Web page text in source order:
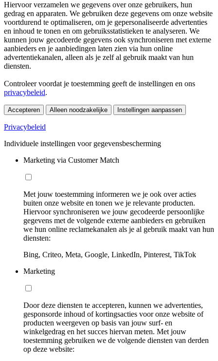
Hiervoor verzamelen we gegevens over onze gebruikers, hun
gedrag en apparaten. We gebruiken deze gegevens om onze website
voortdurend te optimaliseren, om je gepersonaliseerde advertenties
en inhoud te tonen en om gebruiksstatistieken te analyseren. We
kunnen jouw gecodeerde gegevens ook synchroniseren met externe
aanbieders en je aanbiedingen laten zien via hun online
advertentiekanalen, alleen als je zelf al gebruik maakt van hun
diensten.
Controleer voordat je toestemming geeft de instellingen en ons
privacybeleid.
Accepteren Alleen noodzakelijke Instellingen aanpassen
Privacybeleid
Individuele instellingen voor gegevensbescherming
Marketing via Customer Match
Met jouw toestemming informeren we je ook over acties
buiten onze website en tonen we je relevante producten.
Hiervoor synchroniseren we jouw gecodeerde persoonlijke
gegevens met de volgende externe aanbieders en gebruiken
we hun online reclamekanalen als je al gebruik maakt van hun
diensten:
Bing, Criteo, Meta, Google, LinkedIn, Pinterest, TikTok
Marketing
Door deze diensten te accepteren, kunnen we advertenties,
gesponsorde inhoud of kortingsacties voor onze website of
producten weergeven op basis van jouw surf- en
winkelgedrag en het succes hiervan meten. Met jouw
toestemming gebruiken we de volgende diensten van derden
op deze website: